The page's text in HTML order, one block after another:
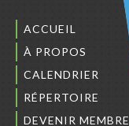
ACCUEIL
À PROPOS
CALENDRIER
RÉPERTOIRE
DEVENIR MEMBRE